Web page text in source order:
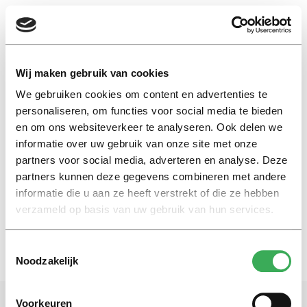
Wij maken gebruik van cookies
We gebruiken cookies om content en advertenties te
personaliseren, om functies voor social media te bieden
en om ons websiteverkeer te analyseren. Ook delen we
informatie over uw gebruik van onze site met onze
partners voor social media, adverteren en analyse. Deze
partners kunnen deze gegevens combineren met andere
informatie die u aan ze heeft verstrekt of die ze hebben
verzameld op basis van uw gebruik van hun services.
Noodzakelijk
Voorkeuren
EN
Sully
Recensie
Sully slaat door in meervoudig
perspectivisme
15 september 2016